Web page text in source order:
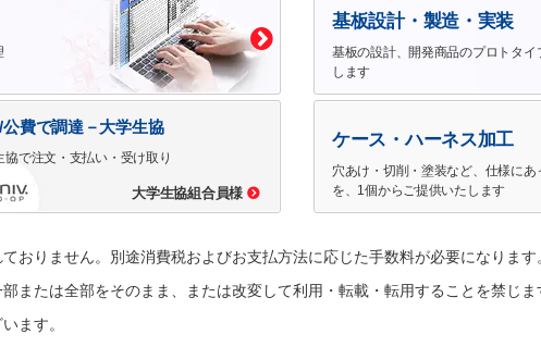
公費で調達－大学生協
協で注文・支払い・受け取り
大学生協組合員様
基板設計・製造・実装
基板の設計、開発商品のプロトタ
します
ケース・ハーネス加工
穴あけ・切削・塗装など、仕様に
を、1個からご提供いたします
おりません。別途消費税およびお支払方法に応じた手数料が必要になります
または全部をそのまま、または改変して利用・転載・転用することを禁じま
ます。